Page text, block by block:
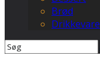
Brød
Drikkevare